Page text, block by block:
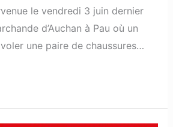
le vendredi 3 juin dernier
d’Auchan à Pau où un
une paire de chaussures…